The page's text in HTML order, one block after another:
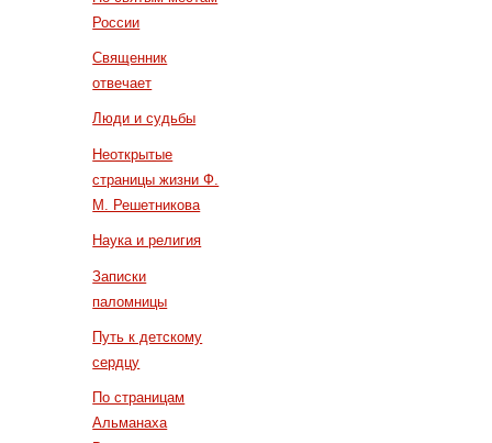
России
Священник
отвечает
Люди и судьбы
Неоткрытые
страницы жизни Ф.
М. Решетникова
Наука и религия
Записки
паломницы
Путь к детскому
сердцу
По страницам
Альманаха